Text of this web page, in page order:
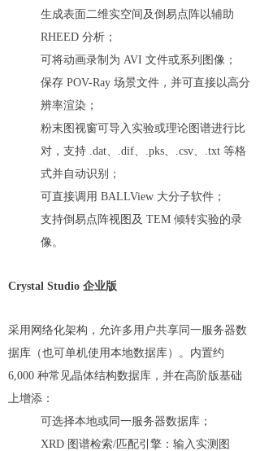
生成表面二维实空间及倒易点阵以辅助
RHEED 分析；
可将动画录制为 AVI 文件或系列图像；
保存 POV-Ray 场景文件，并可直接以高分
辨率渲染；
粉末图视窗可导入实验或理论图谱进行比
对，支持 .dat、.dif、.pks、.csv、.txt 等格
式并自动识别；
可直接调用 BALLView 大分子软件；
支持倒易点阵视图及 TEM 倾转实验的录
像。
Crystal Studio 企业版
采用网络化架构，允许多用户共享同一服务器数
据库（也可单机使用本地数据库）。内置约
6,000 种常见晶体结构数据库，并在高阶版基础
上增添：
可选择本地或同一服务器数据库；
XRD 图谱检索/匹配引擎：输入实测图